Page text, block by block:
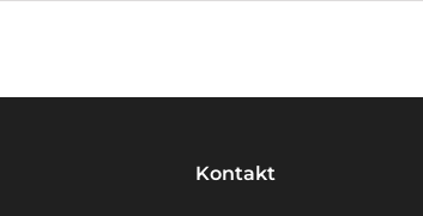
Kontakt